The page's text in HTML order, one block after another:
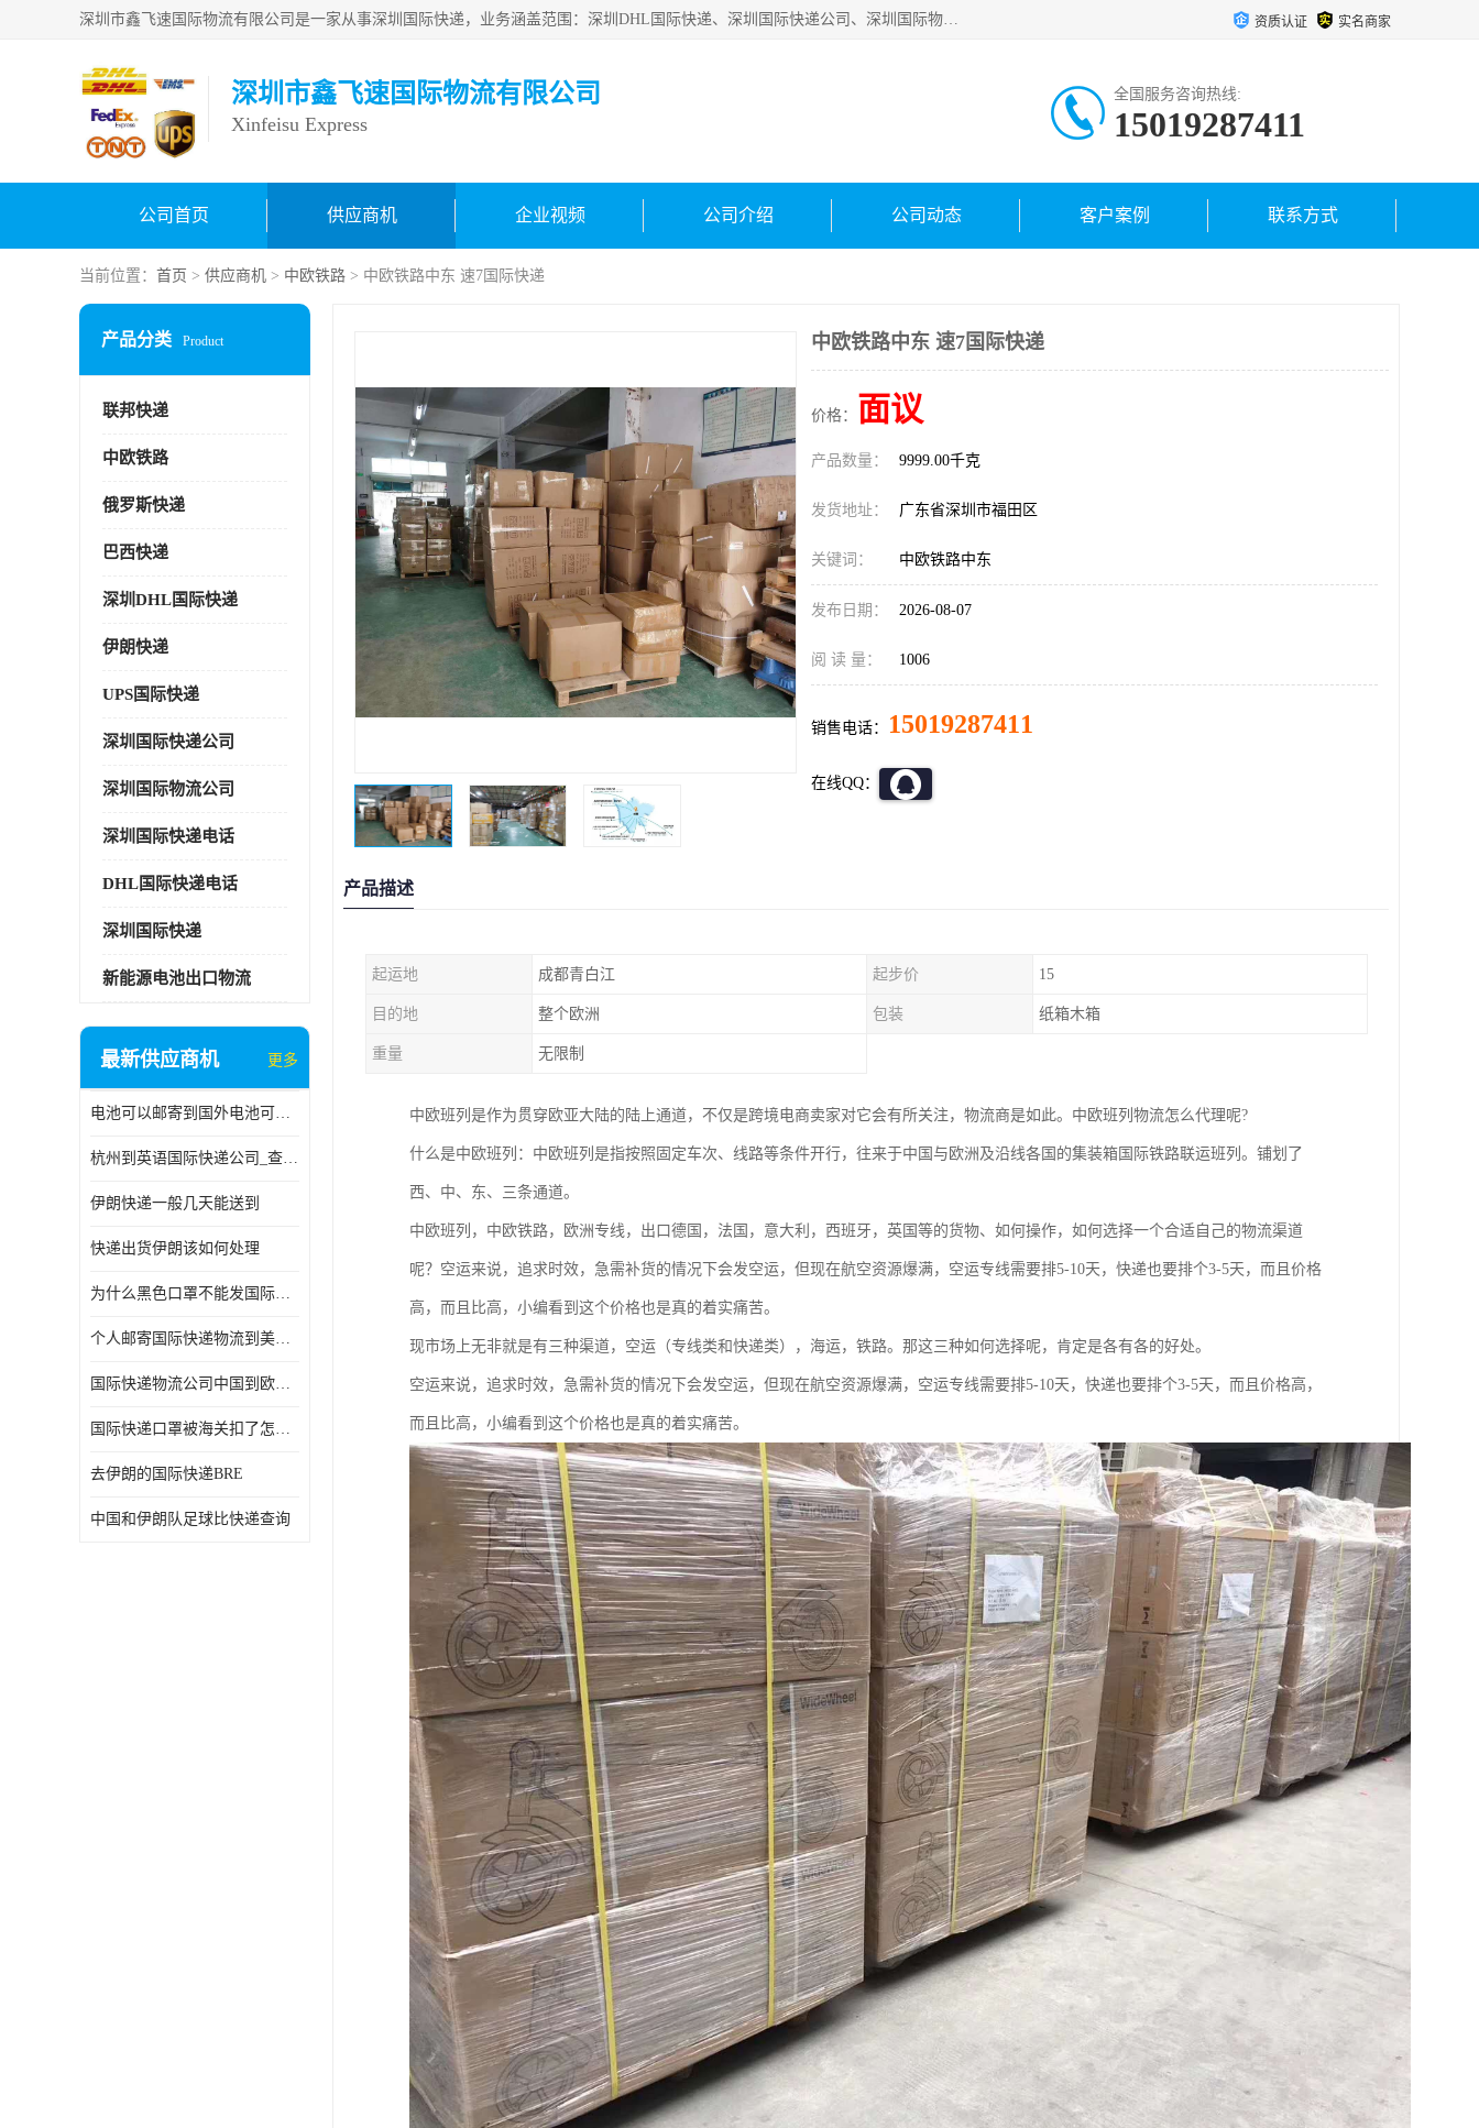
深圳市鑫飞速国际物流有限公司是一家从事深圳国际快递，业务涵盖范围：深圳DHL国际快递、深圳国际快递公司、深圳国际物流公司、深圳国际快递、深圳DHL国际快递电话可拨打全国服务热线：15019287411。欢迎各位亲来人来电到我司洽谈合作。 资质认证 实名商家
深圳市鑫飞速国际物流有限公司
Xinfeisu Express
全国服务咨询热线:
15019287411
公司首页 供应商机 企业视频 公司介绍 公司动态 客户案例 联系方式
当前位置： 首页 > 供应商机 > 中欧铁路 > 中欧铁路中东 速7国际快递
产品分类 Product
联邦快递
中欧铁路
俄罗斯快递
巴西快递
深圳DHL国际快递
伊朗快递
UPS国际快递
深圳国际快递公司
深圳国际物流公司
深圳国际快递电话
DHL国际快递电话
深圳国际快递
新能源电池出口物流
最新供应商机 更多
电池可以邮寄到国外电池可以发国际物流手机电池可以邮寄到国外
杭州到英语国际快递公司_查国际快递
伊朗快递一般几天能送到
快递出货伊朗该如何处理
为什么黑色口罩不能发国际快递 国际寄口罩快递需要填写信息
个人邮寄国际快递物流到美加墨西哥英国比利时荷兰波兰意大利
国际快递物流公司中国到欧洲英国法国德国能寄铁路空运海运
国际快递口罩被海关扣了怎么办
去伊朗的国际快递BRE
中国和伊朗队足球比快递查询
中欧铁路中东 速7国际快递
价格： 面议
产品数量： 9999.00千克
发货地址： 广东省深圳市福田区
关键词： 中欧铁路中东
发布日期： 2026-08-07
阅 读 量： 1006
销售电话： 15019287411
在线QQ：
产品描述
起运地 成都青白江 起步价 15
目的地 整个欧洲 包装 纸箱木箱
重量 无限制
中欧班列是作为贯穿欧亚大陆的陆上通道，不仅是跨境电商卖家对它会有所关注，物流商是如此。中欧班列物流怎么代理呢?
什么是中欧班列：中欧班列是指按照固定车次、线路等条件开行，往来于中国与欧洲及沿线各国的集装箱国际铁路联运班列。铺划了
西、中、东、三条通道。
中欧班列，中欧铁路，欧洲专线，出口德国，法国，意大利，西班牙，英国等的货物、如何操作，如何选择一个合适自己的物流渠道
呢？空运来说，追求时效，急需补货的情况下会发空运，但现在航空资源爆满，空运专线需要排5-10天，快递也要排个3-5天，而且价格
高，而且比高，小编看到这个价格也是真的着实痛苦。
现市场上无非就是有三种渠道，空运（专线类和快递类），海运，铁路。那这三种如何选择呢，肯定是各有各的好处。
空运来说，追求时效，急需补货的情况下会发空运，但现在航空资源爆满，空运专线需要排5-10天，快递也要排个3-5天，而且价格高，
而且比高，小编看到这个价格也是真的着实痛苦。